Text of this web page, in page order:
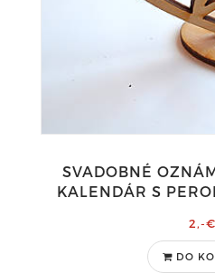
SVADOBNÉ
KALENDÁR S
2,-€
DO